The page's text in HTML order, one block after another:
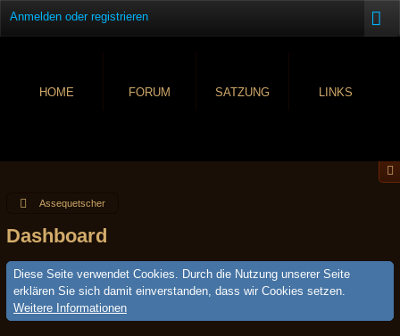
Anmelden oder registrieren
HOME FORUM SATZUNG LINKS
Assequetscher
Dashboard
Diese Seite verwendet Cookies. Durch die Nutzung unserer Seite
erklären Sie sich damit einverstanden, dass wir Cookies setzen.
Weitere Informationen